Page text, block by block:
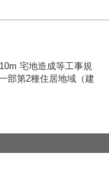
宅地造成等工事規
部第2種住居地域（建